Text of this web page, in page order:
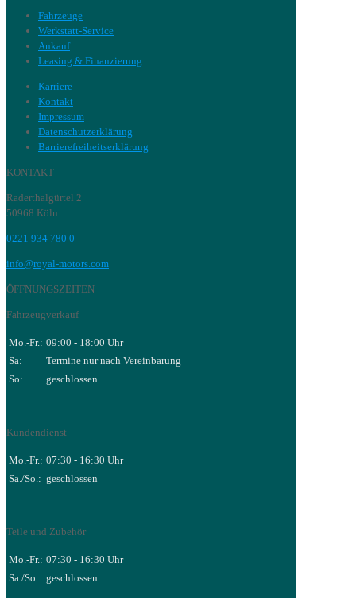
Fahrzeuge
Werkstatt-Service
Ankauf
Leasing & Finanzierung
Karriere
Kontakt
Impressum
Datenschutzerklärung
Barrierefreiheitserklärung
KONTAKT
Raderthalgürtel 2
50968 Köln
0221 934 780 0
info@royal-motors.com
ÖFFNUNGSZEITEN
Fahrzeugverkauf
Mo.-Fr.: 09:00 - 18:00 Uhr
Sa:
Termine nur nach Vereinbarung
So:
geschlossen
Kundendienst
Mo.-Fr.: 07:30 - 16:30 Uhr
Sa./So.: geschlossen
Teile und Zubehör
Mo.-Fr.: 07:30 - 16:30 Uhr
Sa./So.: geschlossen